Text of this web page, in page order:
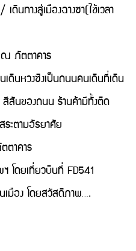
างสู่เมืองฉางซา(ใช้เวลา
ภัตตาคาร
หวงซิงเป็นถนนคนเดินที่เดิน
สันของถนน ร้านค้ามีทั้งติด
ะตามอัธยาศัย
าคาร
โดยเที่ยวบินที่ FD541
เมือง โดยสวัสดิภาพ….